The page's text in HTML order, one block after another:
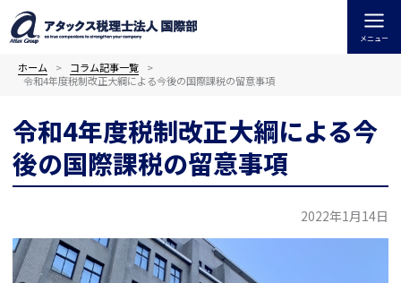
容
を
メニュー
ホーム
コラム記事一覧
令和4年度税制改正大綱による今後の国際課税の留意事項
令和4年度税制改正大綱による今
後の国際課税の留意事項
2022年1月14日